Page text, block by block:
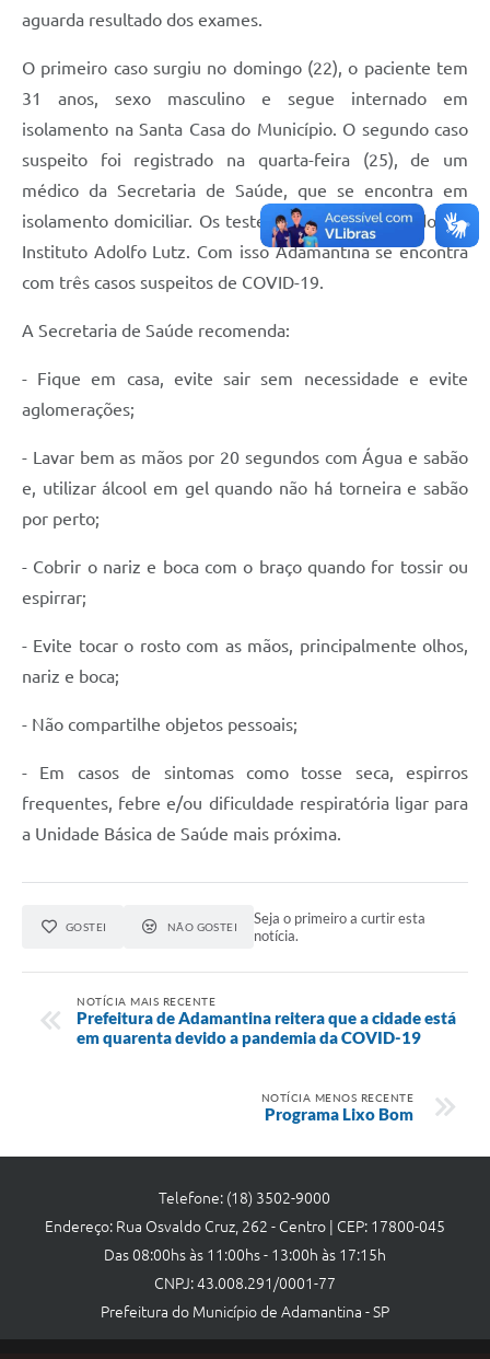
Expediente
Sistemas
Ouvidoria
Projetos
Editais
Links
Agenda
aguarda resultado dos exames.
O primeiro caso surgiu no domingo (22), o paciente tem
31 anos, sexo masculino e segue internado em
isolamento na Santa Casa do Município. O segundo caso
suspeito foi registrado na quarta-feira (25), de um
médico da Secretaria de Saúde, que se encontra em
isolamento domiciliar. Os testes foram encaminhados ao
Instituto Adolfo Lutz. Com isso Adamantina se encontra
com três casos suspeitos de COVID-19.
A Secretaria de Saúde recomenda:
- Fique em casa, evite sair sem necessidade e evite
aglomerações;
- Lavar bem as mãos por 20 segundos com Água e sabão
e, utilizar álcool em gel quando não há torneira e sabão
por perto;
- Cobrir o nariz e boca com o braço quando for tossir ou
espirrar;
- Evite tocar o rosto com as mãos, principalmente olhos,
nariz e boca;
- Não compartilhe objetos pessoais;
- Em casos de sintomas como tosse seca, espirros
frequentes, febre e/ou dificuldade respiratória ligar para
a Unidade Básica de Saúde mais próxima.
GOSTEI NÃO GOSTEI
Seja o primeiro a curtir esta
notícia.
NOTÍCIA MAIS RECENTE
Prefeitura de Adamantina reitera que a cidade está
em quarenta devido a pandemia da COVID-19
NOTÍCIA MENOS RECENTE
Programa Lixo Bom
Telefone: (18) 3502-9000
Endereço: Rua Osvaldo Cruz, 262 - Centro | CEP: 17800-045
Das 08:00hs às 11:00hs - 13:00h às 17:15h
CNPJ: 43.008.291/0001-77
Prefeitura do Município de Adamantina - SP